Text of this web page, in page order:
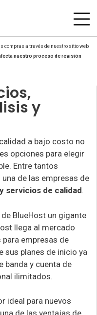
compras a través de nuestro sitio web
nuestro proceso de revisión
y
a bajo costo no
opciones para elegir
Entre tantos
de las empresas de
servicios de calidad.
BlueHost un gigante
llega al mercado
empresas de
sus planes de inicio ya
banda y cuenta de
ilimitados.
ideal para nuevos
de las ventajas de